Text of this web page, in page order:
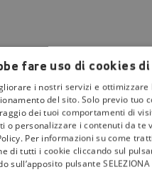
fare uso di cookies
i nostri servizi e
del sito. Solo previo tuo
dei tuoi comportamenti di
o personalizzare i contenuti da
Per informazioni su come
di tutti i cookie cliccando sul
sull’apposito pulsante